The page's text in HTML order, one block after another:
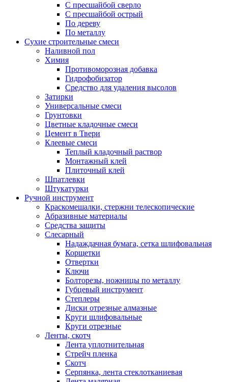
С пресшайбой сверло
С пресшайбой острый
По дереву
По металлу
Сухие строительные смеси
Наливной пол
Химия
Противоморозная добавка
Гидрофобизатор
Средство для удаления высолов
Затирки
Универсальные смеси
Грунтовки
Цветные кладочные смеси
Цемент в Твери
Клеевые смеси
Теплый кладочный раствор
Монтажный клей
Плиточный клей
Шпатлевки
Штукатурки
Ручной инструмент
Краскомешалки, стержни телескопические
Абразивные материалы
Средства защиты
Слесарный
Надаждачная бумага, сетка шлифовальная
Корщетки
Отвертки
Ключи
Болторезы, ножницы по металлу
Губцевый инструмент
Степлеры
Диски отрезные алмазные
Круги шлифовальные
Круги отрезные
Ленты, скотч
Лента уплотнительная
Стрейч пленка
Скотч
Серпянка, лента стеклотканиевая